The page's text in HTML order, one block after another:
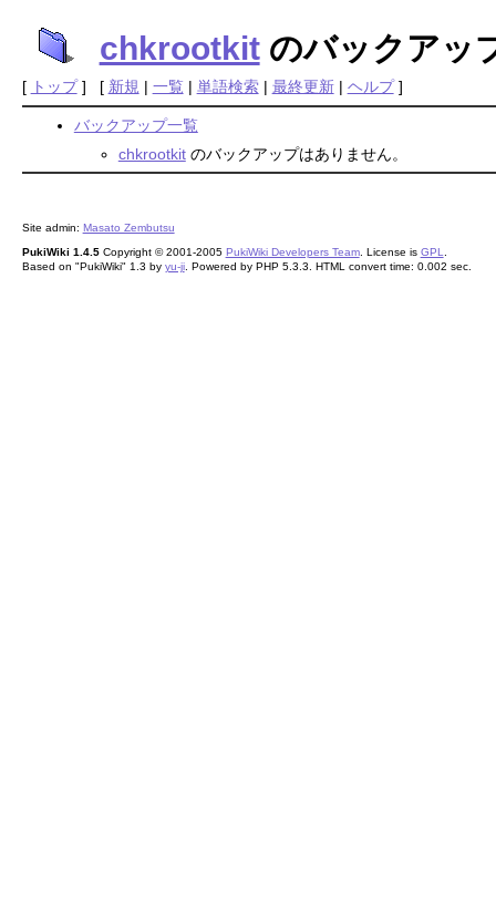
chkrootkitのバックアッ
[ トップ] [ 新規 | 一覧 | 単語検索| 最終更新| ヘルプ]
バックアップ一覧
chkrootkitのバックアップはありません。
Site admin: Masato Zembutsu
PukiWiki 1.4.5Copyright © 2001-2005 PukiWiki Developers Team. License is GPL
Based on "PukiWiki" 1.3 by yu-ji. Powered by PHP 5.3.3. HTML convert time: 0.002 sec.